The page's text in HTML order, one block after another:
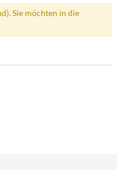
Sie möchten in die